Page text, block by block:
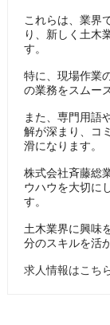
これらは、業界
り、新しく土木
す。
特に、現場作業
の業務をスムー
また、専門用語
解が深まり、コ
滑になります。
株式会社斉藤総
ウハウを大切に
す。
土木業界に興味
分のスキルを活
求人情報はこち